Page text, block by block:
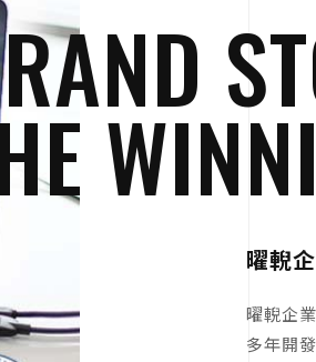
曜輗
曜輗企
多年開